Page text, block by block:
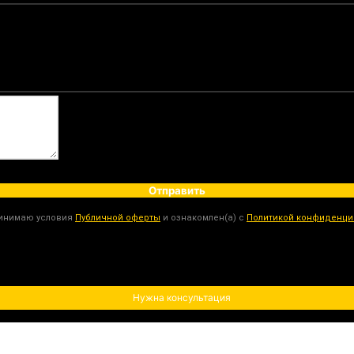
Отправить
условия Публичной оферты и ознакомлен(а) с Политикой
Нужна консультация